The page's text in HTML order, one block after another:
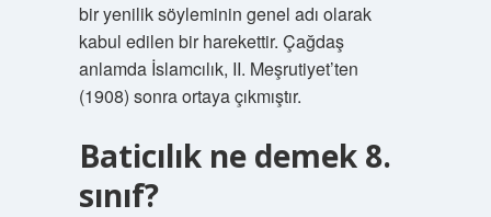
bir yenilik söyleminin genel adı olarak
kabul edilen bir harekettir. Çağdaş
anlamda İslamcılık, II. Meşrutiyet’ten
(1908) sonra ortaya çıkmıştır.
Baticılık ne demek 8.
sınıf?